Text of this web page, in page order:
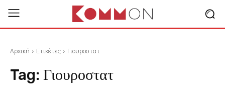
Αρχική Ετικέτες Γιουροστατ
Tag: Γιουροστατ